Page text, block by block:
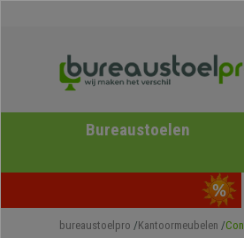
Bureaustoelen
bureaustoelpro Kantoormeubelen